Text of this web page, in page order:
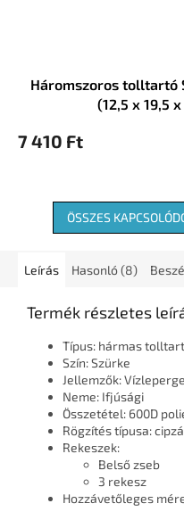
Háromszoros tolltartó
(12,5 x 19,5
7 410 Ft
ÖSSZES
Leírás Hasonló (8)
Termék részletes
Típus: hármas
Szín: Szürke
Jellemzők:
Neme: Ifjúsági
Összetétel: 600D
Rögzítés típusa:
Rekeszek:
Belső zseb
3 rekesz
Hozzávetőleges